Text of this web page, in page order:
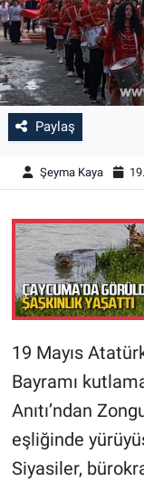
Paylaş
Şeyma Kaya
19 Mayıs
Bayramı
Anıtı’ndan
eşliğinde
Siyasiler,